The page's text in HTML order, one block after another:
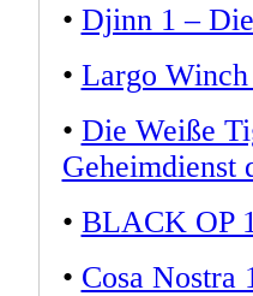
• Djinn 1 –
• Largo
• Die Weiße
Geheimdienst
• BLACK OP
• Cosa Nostra